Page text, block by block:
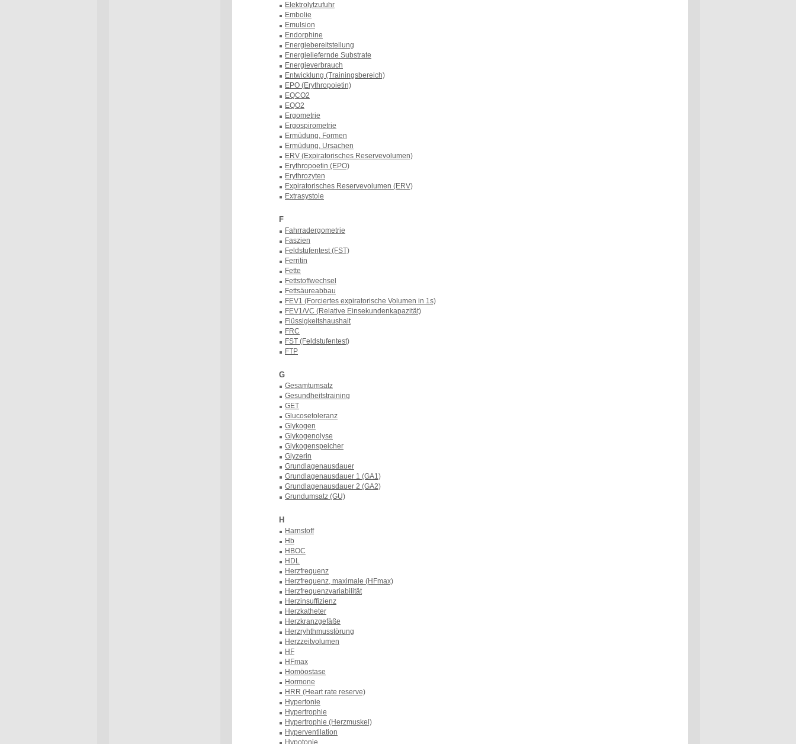
Elektrolytzufuhr
Embolie
Emulsion
Endorphine
Energiebereitstellung
Energieliefernde Substrate
Energieverbrauch
Entwicklung (Trainingsbereich)
EPO (Erythropoietin)
EQCO2
EQO2
Ergometrie
Ergospirometrie
Ermüdung, Formen
Ermüdung, Ursachen
ERV (Expiratorisches Reservevolumen)
Erythropoetin (EPO)
Erythrozyten
Expiratorisches Reservevolumen (ERV)
Extrasystole
F
Fahrradergometrie
Faszien
Feldstufentest (FST)
Ferritin
Fette
Fettstoffwechsel
Fettsäureabbau
FEV1 (Forciertes expiratorische Volumen in 1s)
FEV1/VC (Relative Einsekundenkapazität)
Flüssigkeitshaushalt
FRC
FST (Feldstufentest)
FTP
G
Gesamtumsatz
Gesundheitstraining
GET
Glucosetoleranz
Glykogen
Glykogenolyse
Glykogenspeicher
Glyzerin
Grundlagenausdauer
Grundlagenausdauer 1 (GA1)
Grundlagenausdauer 2 (GA2)
Grundumsatz (GU)
H
Harnstoff
Hb
HBOC
HDL
Herzfrequenz
Herzfrequenz, maximale (HFmax)
Herzfrequenzvariabilität
Herzinsuffizienz
Herzkatheter
Herzkranzgefäße
Herzryhthmusstörung
Herzzeitvolumen
HF
HFmax
Homöostase
Hormone
HRR (Heart rate reserve)
Hypertonie
Hypertrophie
Hypertrophie (Herzmuskel)
Hyperventilation
Hypotonie